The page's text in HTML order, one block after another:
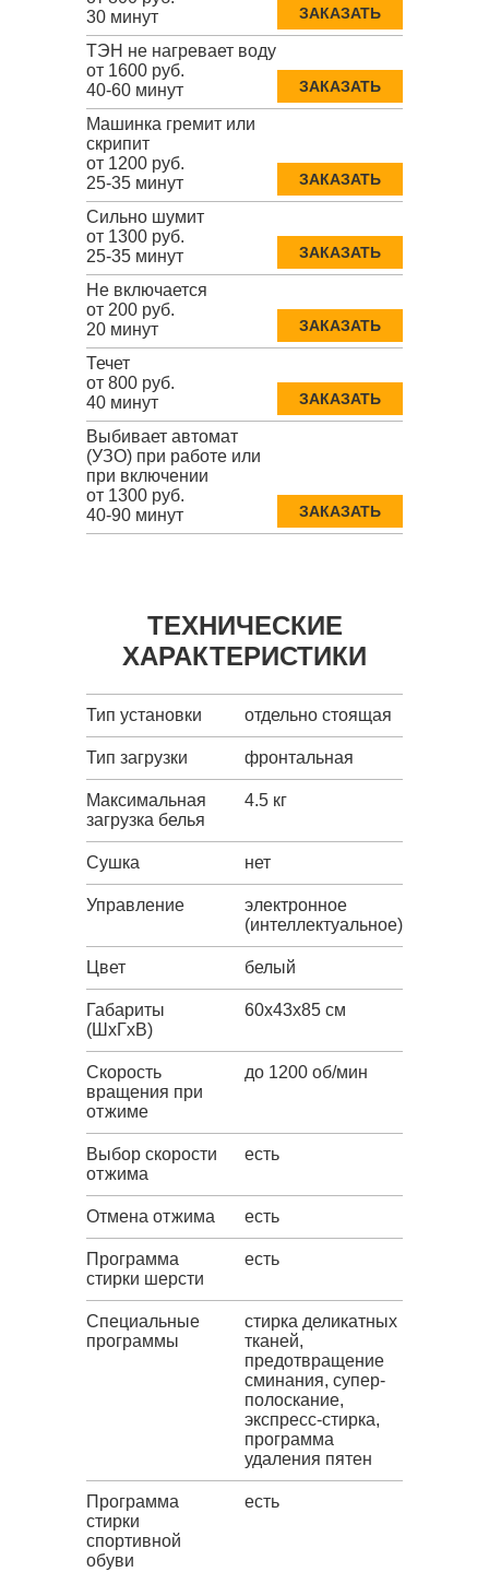
30 минут
ЗАКАЗАТЬ
ТЭН не нагревает воду
от 1600 руб.
40-60 минут
ЗАКАЗАТЬ
Машинка гремит или
скрипит
от 1200 руб.
25-35 минут
ЗАКАЗАТЬ
Сильно шумит
от 1300 руб.
25-35 минут
ЗАКАЗАТЬ
Не включается
от 200 руб.
20 минут
ЗАКАЗАТЬ
Течет
от 800 руб.
40 минут
ЗАКАЗАТЬ
Выбивает автомат
(УЗО) при работе или
при включении
от 1300 руб.
40-90 минут
ЗАКАЗАТЬ
ТЕХНИЧЕСКИЕ
ХАРАКТЕРИСТИКИ
Тип установки отдельно стоящая
Тип загрузки фронтальная
Максимальная
загрузка белья
4.5 кг
Сушка нет
Управление
электронное
(интеллектуальное)
Цвет белый
Габариты
(ШxГxВ)
60x43x85 см
Скорость
вращения при
отжиме
до 1200 об/мин
Выбор скорости
отжима
есть
Отмена отжима есть
Программа
стирки шерсти
есть
Специальные
программы
стирка деликатных
тканей,
предотвращение
сминания, супер-
полоскание,
экспресс-стирка,
программа
удаления пятен
Программа
стирки
спортивной
обуви
есть